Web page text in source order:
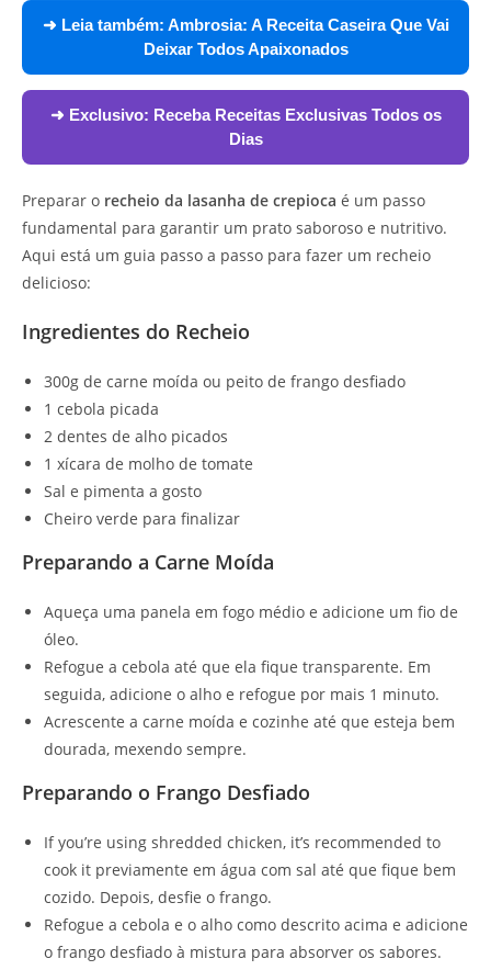
➜ Leia também: Ambrosia: A Receita Caseira Que Vai
Deixar Todos Apaixonados
➜ Exclusivo: Receba Receitas Exclusivas Todos os
Dias
Preparar o recheio da lasanha de crepioca é um passo
fundamental para garantir um prato saboroso e nutritivo.
Aqui está um guia passo a passo para fazer um recheio
delicioso:
Ingredientes do Recheio
300g de carne moída ou peito de frango desfiado
1 cebola picada
2 dentes de alho picados
1 xícara de molho de tomate
Sal e pimenta a gosto
Cheiro verde para finalizar
Preparando a Carne Moída
Aqueça uma panela em fogo médio e adicione um fio de
óleo.
Refogue a cebola até que ela fique transparente. Em
seguida, adicione o alho e refogue por mais 1 minuto.
Acrescente a carne moída e cozinhe até que esteja bem
dourada, mexendo sempre.
Preparando o Frango Desfiado
If you’re using shredded chicken, it’s recommended to
cook it previamente em água com sal até que fique bem
cozido. Depois, desfie o frango.
Refogue a cebola e o alho como descrito acima e adicione
o frango desfiado à mistura para absorver os sabores.